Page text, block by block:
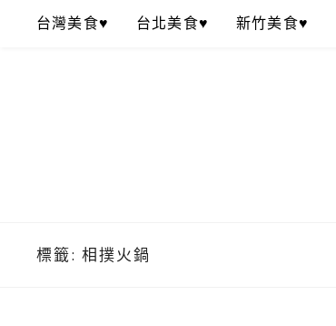
台灣美食♥ 台北美食♥ 新竹美食♥
標籤: 相撲火鍋